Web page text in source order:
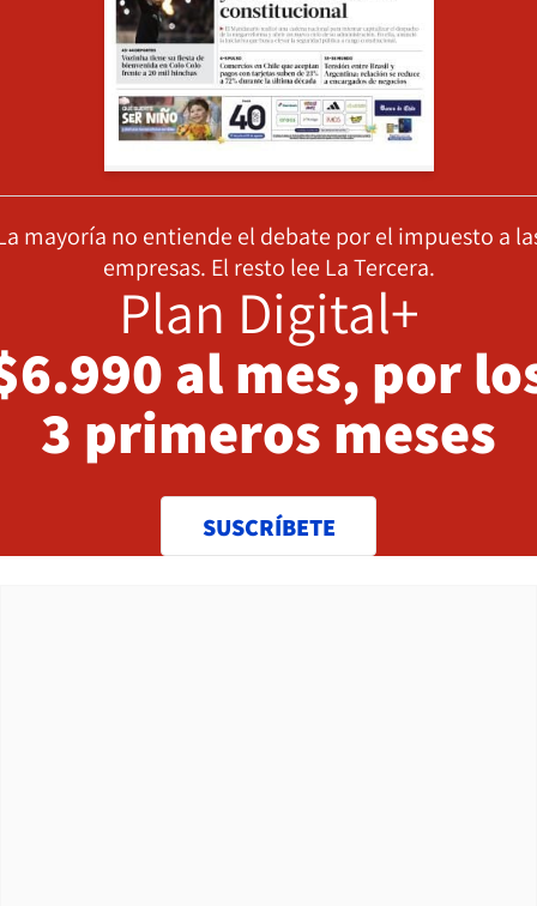
mayoría no entiende el debate por el impuesto a
empresas. El resto lee La Tercera.
Plan Digital+
al mes, por
3 primeros meses
SUSCRÍBETE